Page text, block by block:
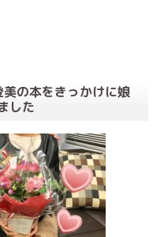
の本をきっかけに娘
した